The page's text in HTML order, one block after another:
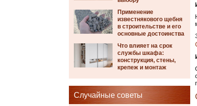
Применение
известнякового щебня
в строительстве и его
основные достоинства
Что влияет на срок
службы шкафа:
конструкция, стены,
крепеж и монтаж
Случайные советы